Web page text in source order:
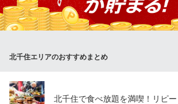
ペシャルランチをご用意！ またお昼からア
地下鉄千代田線北千住駅 徒歩2分
北千住エリアのおすすめまとめ
北千住で食べ放題を満喫！リピ